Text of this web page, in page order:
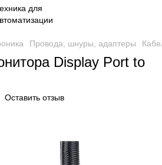
Провода, шнуры, адаптеры
Display Port to
Оставить отзыв